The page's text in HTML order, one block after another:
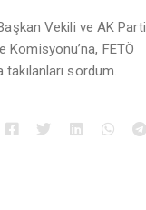
Vekili ve AK Parti
Komisyonu’na, FETÖ
sordum.